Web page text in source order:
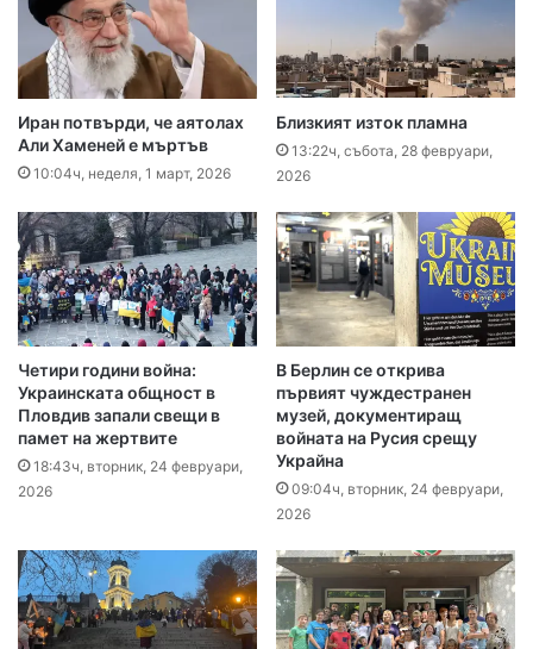
Иран потвърди, че аятолах
Али Хаменей е мъртъв
10:04ч, неделя, 1 март, 2026
Близкият изток пламна
13:22ч, събота, 28 февруари,
2026
Четири години война:
Украинската общност в
Пловдив запали свещи в
памет на жертвите
18:43ч, вторник, 24 февруари,
2026
В Берлин се открива
първият чуждестранен
музей, документиращ
войната на Русия срещу
Украйна
09:04ч, вторник, 24 февруари,
2026